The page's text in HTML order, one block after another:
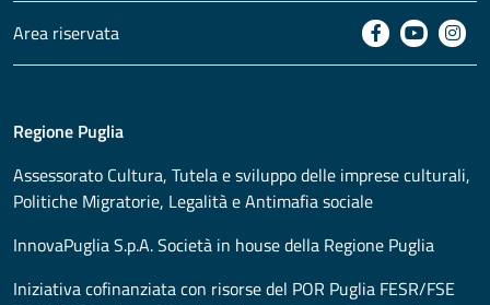
Area riservata
Regione Puglia
Assessorato Cultura, Tutela e sviluppo delle imprese culturali,
Politiche Migratorie, Legalità e Antimafia sociale
InnovaPuglia S.p.A. Società in house della Regione Puglia
Iniziativa cofinanziata con risorse del POR Puglia FESR/FSE